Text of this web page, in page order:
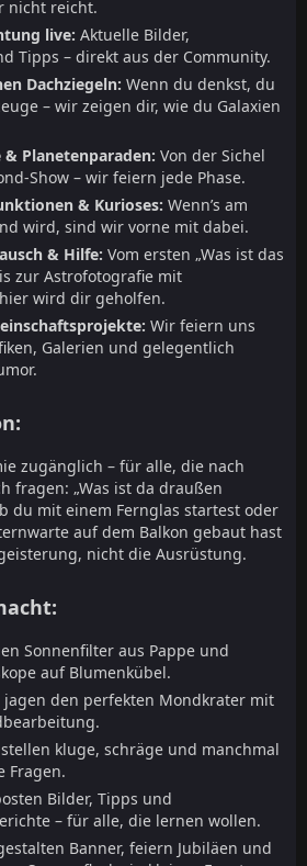
nicht reicht.
live: Aktuelle Bilder,
Tipps – direkt aus der Community.
Dachziegeln: Wenn du denkst, du
– wir zeigen dir, wie du Galaxien
Planetenparaden: Von der Sichel
Show – wir feiern jede Phase.
& Kurioses: Wenn’s am
wird, sind wir vorne mit dabei.
& Hilfe: Vom ersten „Was ist das
zur Astrofotografie mit
wird dir geholfen.
Wir feiern uns
Galerien und gelegentlich
zugänglich – für alle, die nach
fragen: „Was ist da draußen
du mit einem Fernglas startest oder
auf dem Balkon gebaut hast
nicht die Ausrüstung.
Sonnenfilter aus Pappe und
auf Blumenkübel.
jagen den perfekten Mondkrater mit
stellen kluge, schräge und manchmal
Fragen.
Bilder, Tipps und
– für alle, die lernen wollen.
Banner, feiern Jubiläen und